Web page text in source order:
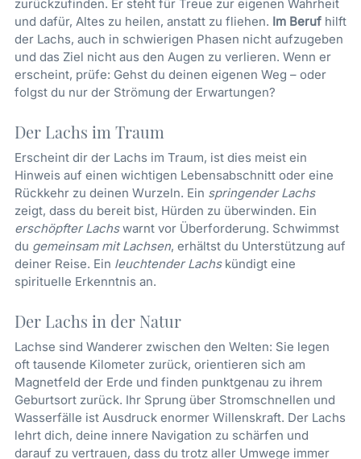
zurückzufinden. Er steht für Treue zur eigenen Wahrheit
und dafür, Altes zu heilen, anstatt zu fliehen. Im Beruf hilft
der Lachs, auch in schwierigen Phasen nicht aufzugeben
und das Ziel nicht aus den Augen zu verlieren. Wenn er
erscheint, prüfe: Gehst du deinen eigenen Weg – oder
folgst du nur der Strömung der Erwartungen?
Der Lachs im Traum
Erscheint dir der Lachs im Traum, ist dies meist ein
Hinweis auf einen wichtigen Lebensabschnitt oder eine
Rückkehr zu deinen Wurzeln. Ein springender Lachs
zeigt, dass du bereit bist, Hürden zu überwinden. Ein
erschöpfter Lachswarnt vor Überforderung. Schwimmst
du gemeinsam mit Lachsen, erhältst du Unterstützung auf
deiner Reise. Ein leuchtender Lachskündigt eine
spirituelle Erkenntnis an.
Der Lachs in der Natur
Lachse sind Wanderer zwischen den Welten: Sie legen
oft tausende Kilometer zurück, orientieren sich am
Magnetfeld der Erde und finden punktgenau zu ihrem
Geburtsort zurück. Ihr Sprung über Stromschnellen und
Wasserfälle ist Ausdruck enormer Willenskraft. Der Lachs
lehrt dich, deine innere Navigation zu schärfen und
darauf zu vertrauen, dass du trotz aller Umwege immer